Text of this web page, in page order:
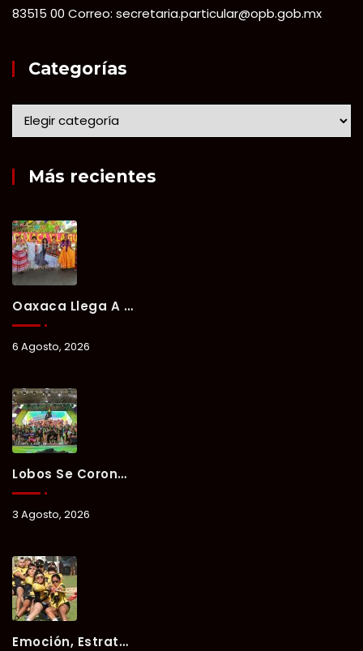
83515 00 Correo: secretaria.particular@opb.gob.mx
Categorías
Más recientes
Oaxaca Llega A Chetumal Con El Color, Sabor Y Tradición De La Guelaguetza 2026.
6 Agosto, 2026
Lobos Se Corona Campeón Del Verano Xul-Há 2026 Tras Tres Días De Intensa Competencia.
3 Agosto, 2026
Emoción, Estrategia Y Trabajo En Equipo Marcan El Segundo Día Del Verano Xul-Há 2026.